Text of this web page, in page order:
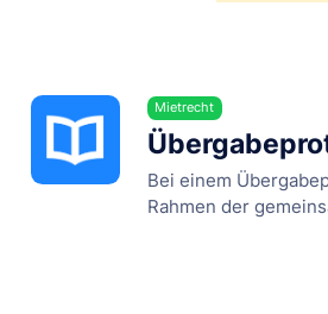
Mietrecht
Bei einem
Rahmen der